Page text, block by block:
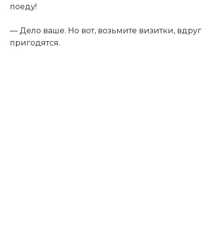
поеду!
— Дело ваше. Но вот, возьмите визитки, вдруг
пригодятся.